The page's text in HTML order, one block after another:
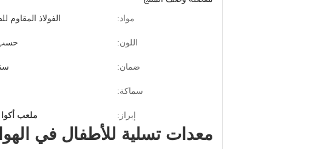
مواد:
الفولاذ المقاوم
اللون:
ضمان:
سماكة:
إبراز: ملعب
معدات تسلية للأطفال في